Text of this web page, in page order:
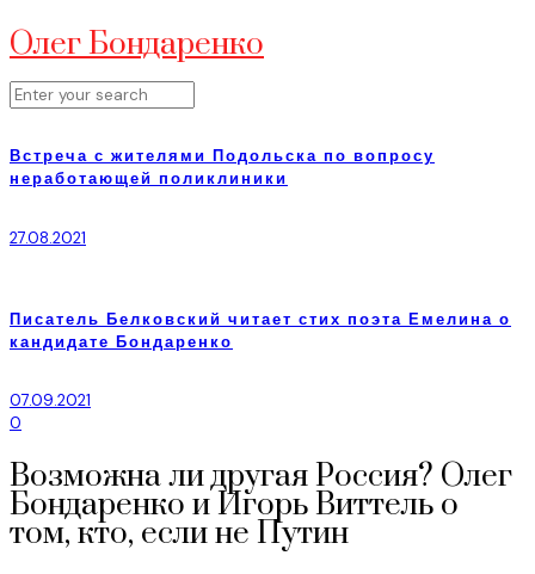
Олег Бондаренко
Встреча с жителями Подольска по вопросу
неработающей поликлиники
27.08.2021
Писатель Белковский читает стих поэта Емелина о
кандидате Бондаренко
07.09.2021
0
Возможна ли другая Россия? Олег
Бондаренко и Игорь Виттель о
том, кто, если не Путин